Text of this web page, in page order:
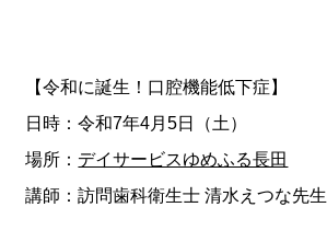
【令和に誕生！口腔機能低下症】
日時：令和7年4月5日（土）
場所： デイサービスゆめふる長田
講師：訪問歯科衛生士 清水えつな先生